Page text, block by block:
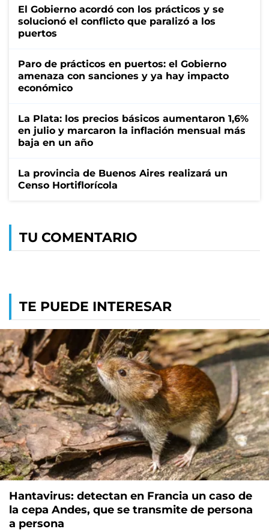
El Gobierno acordó con los prácticos y se
solucionó el conflicto que paralizó a los
puertos
Paro de prácticos en puertos: el Gobierno
amenaza con sanciones y ya hay impacto
económico
La Plata: los precios básicos aumentaron 1,6%
en julio y marcaron la inflación mensual más
baja en un año
La provincia de Buenos Aires realizará un
Censo Hortiflorícola
TU COMENTARIO
TE PUEDE INTERESAR
Hantavirus: detectan en Francia un caso de
la cepa Andes, que se transmite de persona
a persona